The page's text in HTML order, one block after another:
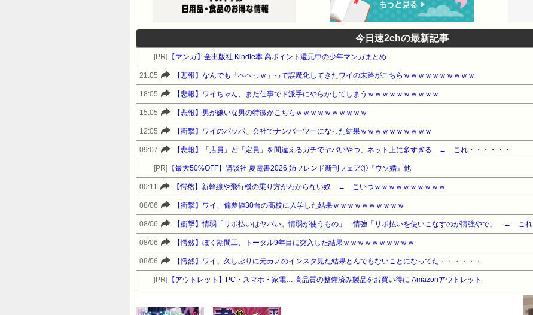
今日速2chの最新記事
[PR] 【マンガ】全出版社 Kindle本 高ポイント還元中の少年マンガまとめ
21:05 【悲報】なんでも「へへっｗ」って誤魔化してきたワイの末路がこちらｗｗｗｗｗｗｗｗｗｗ
18:05 【悲報】ワイちゃん、また仕事でド派手にやらかしてしまうｗｗｗｗｗｗｗｗｗｗ
15:05 【悲報】男が嫌いな男の特徴がこちらｗｗｗｗｗｗｗｗｗｗ
12:05 【衝撃】ワイのパッパ、会社でナンバーツーになった結果ｗｗｗｗｗｗｗｗｗｗ
09:07 【悲報】「店員」と「定員」を間違えるガチでヤバいやつ、ネット上に多すぎる ← これ・・・・・・
[PR] 【最大50%OFF】講談社 夏電書2026 姉フレンド新刊フェア①『ウソ婚』他
00:11 【愕然】新幹線や飛行機の乗り方がわからない奴 ← こいつｗｗｗｗｗｗｗｗｗｗ
08/06 【衝撃】ワイ、偏差値30台の高校に入学した結果ｗｗｗｗｗｗｗｗｗｗ
08/06 【衝撃】情弱「リボ払いはヤバい。情弱が使うもの」 情強「リボ払いを使いこなすのが情強やで」 ← これ
08/06 【愕然】ぼく期間工、トータル9年目に突入した結果ｗｗｗｗｗｗｗｗｗｗ
08/06 【愕然】ワイ、久しぶりに元カノのインスタ見た結果とんでもないことになってた・・・・・・
[PR] 【アウトレット】PC・スマホ・家電… 高品質の整備済み製品をお買い得に Amazonアウトレット